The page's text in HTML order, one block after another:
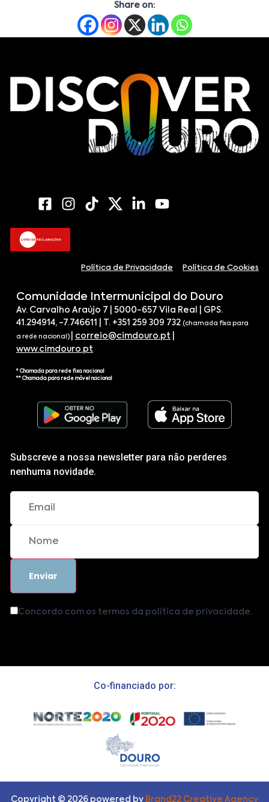
Share on:
Política de Privacidade Política de Cookies
Comunidade Intermunicipal do Douro
Av. Carvalho Araújo 7 | 5000-657 Vila Real | GPS.
41.294914, -7.746611 | T. +351 259 309 732 (chamada fixa para
a rede nacional) correio@cimdouro.pt
www.cimdouro.pt
* Chamada para rede fixa nacional
** Chamada para rede móvel nacional
Subscreve a nossa newsletter para não perderes
nenhuma novidade.
Concordo com os termos da política de privacidade.
Co-financiado por:
Copyright © 2026 powered by Brand22 Creative Agency